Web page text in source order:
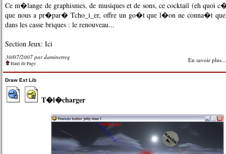
Ce m�lange de graphismes, de musiques et de sons, ce cocktail (eh
que nous a pr�par� Tcho_i_er, offre un go�t que l�on ne conna�t
dans les casse briques : le renouveau...
Section Jeux: Ici
30/07/2007 pardaminetreg
Haut de Page En savoir plus...
Draw Ext Lib
T�l�charger